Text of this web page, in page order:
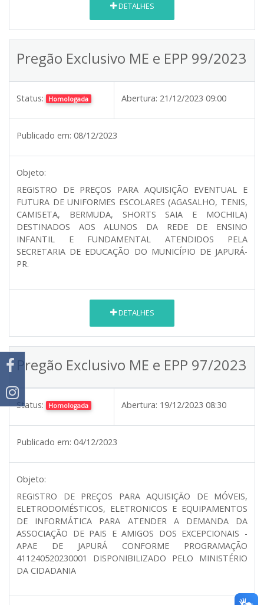
DETALHES
Pregão Exclusivo ME e EPP 99/2023
Status: Homologada Abertura: 21/12/2023 09:00
Publicado em: 08/12/2023
Objeto:
REGISTRO DE PREÇOS PARA AQUISIÇÃO EVENTUAL E
FUTURA DE UNIFORMES ESCOLARES (AGASALHO, TENIS,
CAMISETA, BERMUDA, SHORTS SAIA E MOCHILA)
DESTINADOS AOS ALUNOS DA REDE DE ENSINO
INFANTIL E FUNDAMENTAL ATENDIDOS PELA
SECRETARIA DE EDUCAÇÃO DO MUNICÍPIO DE JAPURÁ-
PR.
DETALHES
Pregão Exclusivo ME e EPP 97/2023
Status: Homologada Abertura: 19/12/2023 08:30
Publicado em: 04/12/2023
Objeto:
REGISTRO DE PREÇOS PARA AQUISIÇÃO DE MÓVEIS,
ELETRODOMÉSTICOS, ELETRONICOS E EQUIPAMENTOS
DE INFORMÁTICA PARA ATENDER A DEMANDA DA
ASSOCIAÇÃO DE PAIS E AMIGOS DOS EXCEPCIONAIS -
APAE DE JAPURÁ CONFORME PROGRAMAÇÃO
411240520230001 DISPONIBILIZADO PELO MINISTÉRIO
DA CIDADANIA